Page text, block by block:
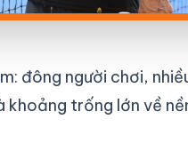
đông người chơi,
khoảng trống lớn về